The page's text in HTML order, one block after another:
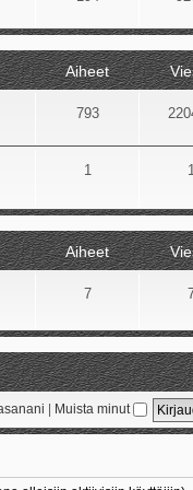
Aiheet
793
1 1
Aiheet
7
Muista minut